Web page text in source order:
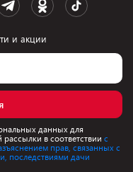
и акции
данных для
в соответствии с
прав, связанных с
последствиями дачи